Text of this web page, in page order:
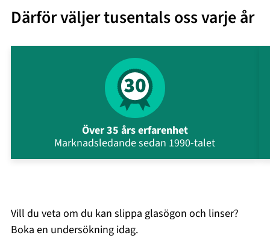
Därför väljer tusentals oss varje år
Över 35 års erfarenhet
Marknadsledande sedan 1990-talet
Vill du veta om du kan slippa glasögon och linser?
Boka en undersökning idag.